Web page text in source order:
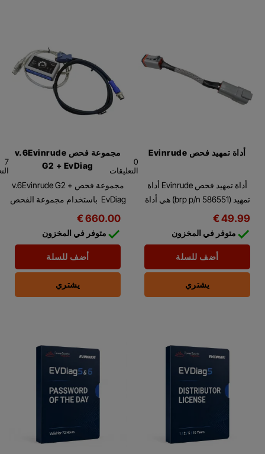
أداة تمهيد فحص Evinrude
0
التعليقات
أداة تمهيد فحص Evinrude أداة
تمهيد (brp p/n 586551) هي أداة
الخارجية.
49.99 €
 متوفر في المخزون
أضف للسلة
يشتري
مجموعة فحص v.6Evinrude
G2 + EvDiag
7
مجموعة فحص v.6Evinrude G2 +
EvDiag باستخدام مجموعة الفحص
الحاسوبي، يمكنك إجراء العديد من
الاختبارات والتحليلات...
660.00 €
 متوفر في المخزون
أضف للسلة
يشتري